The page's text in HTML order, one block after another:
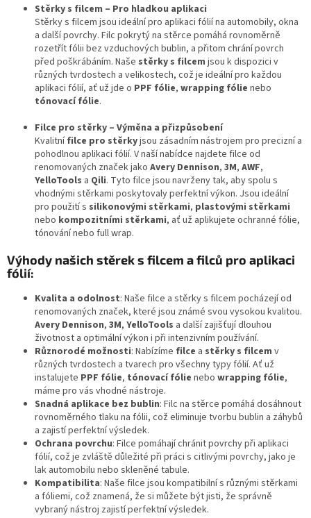
y
v
ý
p
i
s
u
Stěrky s filcem – Pro hladkou aplikaci
Stěrky s filcem jsou ideální pro aplikaci fólií na automobily, okna
a další povrchy. Filc pokrytý na stěrce pomáhá rovnoměrně
rozetřít fólii bez vzduchových bublin, a přitom chrání povrch
před poškrábáním. Naše stěrky s filcem jsou k dispozici v
různých tvrdostech a velikostech, což je ideální pro každou
aplikaci fólií, ať už jde o PPF fólie, wrapping fólie nebo
tónovací fólie.
Filce pro stěrky – Výměna a přizpůsobení
Kvalitnífilce pro stěrkyjsou zásadním nástrojem pro precizní a
pohodlnou aplikaci fólií. V naší nabídce najdete filce od
renomovaných značek jako Avery Dennison, 3M, AWF,
YelloTools a Qili. Tyto filce jsou navrženy tak, aby spolu s
vhodnými stěrkami poskytovaly perfektní výkon. Jsou ideální
pro použití s silikonovými stěrkami, plastovými stěrkami
nebo kompozitními stěrkami, ať už aplikujete ochranné fólie,
tónování nebo full wrap.
Výhody našich stěrek s filcem a filců pro aplikaci
fólií:
Kvalita a odolnost: Naše filce a stěrky s filcem pocházejí od
renomovaných značek, které jsou známé svou vysokou kvalitou.
Avery Dennison, 3M, YelloTools a další zajišťují dlouhou
životnost a optimální výkon i při intenzivním používání.
Různorodé možnosti: Nabízíme filce a stěrky s filcem v
různých tvrdostech a tvarech pro všechny typy fólií. Ať už
instalujete PPF fólie, tónovací fólie nebo wrapping fólie,
máme pro vás vhodné nástroje.
Snadná aplikace bez bublin: Filc na stěrce pomáhá dosáhnout
rovnoměrného tlaku na fólii, což eliminuje tvorbu bublin a záhybů
a zajistí perfektní výsledek.
Ochrana povrchu: Filce pomáhají chránit povrchy při aplikaci
fólií, což je zvláště důležité při práci s citlivými povrchy, jako je
lak automobilu nebo skleněné tabule.
Kompatibilita: Naše filce jsou kompatibilní s různými stěrkami
a fóliemi, což znamená, že si můžete být jisti, že správně
vybraný nástroj zajistí perfektní výsledek.